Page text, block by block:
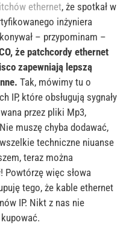
ethernet, że spotkał w
inżyniera
– przypominam –
że patchcordy ethernet
zapewniają lepszą
Tak, mówimy tu o
IP, które obsługują sygnały
przez pliki Mp3,
muszę chyba dodawać,
techniczne niuanse
teraz można
Powtórzę więc słowa
tego, że kable ethernet
IP. Nikt z nas nie